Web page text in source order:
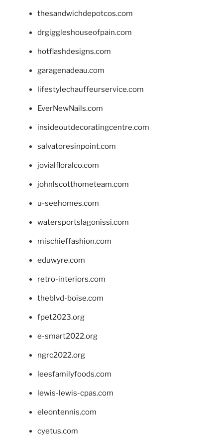
thesandwichdepotcos.com
drgiggleshouseofpain.com
hotflashdesigns.com
garagenadeau.com
lifestylechauffeurservice.com
EverNewNails.com
insideoutdecoratingcentre.com
salvatoresinpoint.com
jovialfloralco.com
johnlscotthometeam.com
u-seehomes.com
watersportslagonissi.com
mischieffashion.com
eduwyre.com
retro-interiors.com
theblvd-boise.com
fpet2023.org
e-smart2022.org
ngrc2022.org
leesfamilyfoods.com
lewis-lewis-cpas.com
eleontennis.com
cyetus.com